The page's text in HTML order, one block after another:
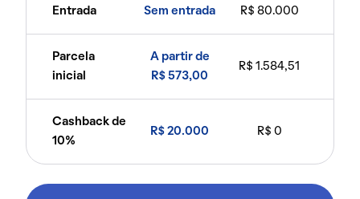
Entrada Sem entrada R$ 80.000
Parcela
inicial
A partir de
R$ 573,00
R$ 1.584,51
Cashback de
10%
R$ 20.000 R$ 0